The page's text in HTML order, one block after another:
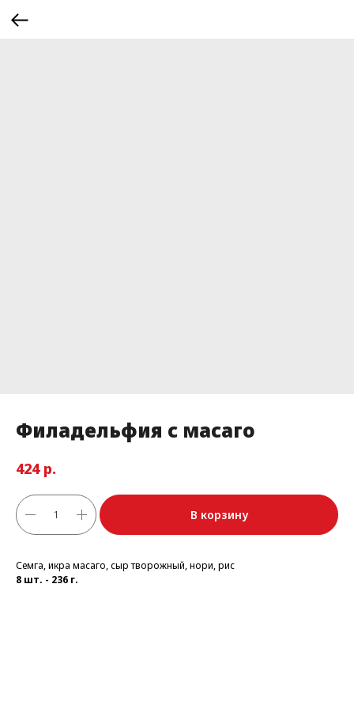
Филадельфия с масаго
424 р.
В корзину
Семга, икра масаго, сыр творожный, нори, рис
8 шт. - 236 г.